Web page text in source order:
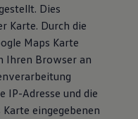
Dies
Karte. Durch die
Maps Karte
Ihren Browser an
IP-Adresse und die
eingegebenen